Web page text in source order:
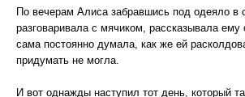
По вечерам Алиса забравшись под одеяло в
разговаривала с мячиком, рассказывала
сама постоянно думала, как же ей
придумать не могла.
И вот однажды наступил тот день, который